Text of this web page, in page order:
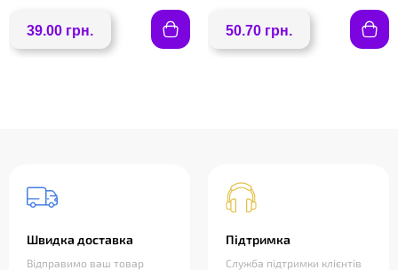
39.00 грн. 50.70 грн.
Швидка доставка
Відправимо ваш товар
Підтримка
Служба підтримки клієнтів
❤